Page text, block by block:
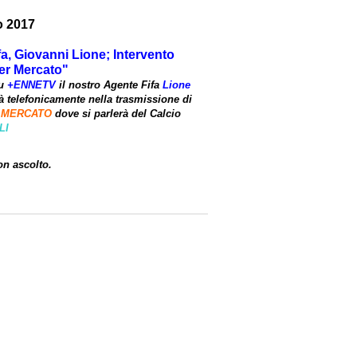
2017
Giovanni Lione; Intervento
Mercato"
+ENNETV il nostro Agente Fifa Lione
telefonicamente nella trasmissione di
dove si parlerà del Calcio
ascolto.